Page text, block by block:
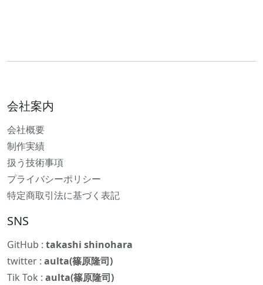
会社案内
会社概要
制作実績
扱う技術事項
プライバシーポリシー
特定商取引法に基づく表記
SNS
GitHub : takashi shinohara
twitter : aulta(篠原隆司)
Tik Tok : aulta(篠原隆司)